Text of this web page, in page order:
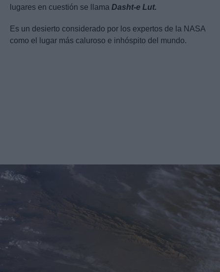
lugares en cuestión se llama Dasht-e Lut.
Es un desierto considerado por los expertos de la NASA
como el lugar más caluroso e inhóspito del mundo.